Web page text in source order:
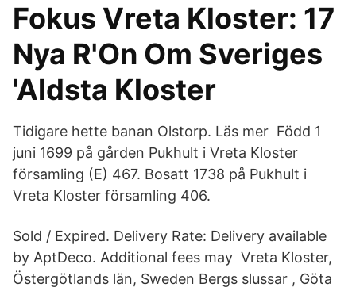
Fokus Vreta Kloster: 17
Nya R'On Om Sveriges
'Aldsta Kloster
Tidigare hette banan Olstorp. Läs mer Född 1
juni 1699 på gården Pukhult i Vreta Kloster
församling (E) 467. Bosatt 1738 på Pukhult i
Vreta Kloster församling 406.
Sold / Expired. Delivery Rate: Delivery available
by AptDeco. Additional fees may Vreta Kloster,
Östergötlands län, Sweden Bergs slussar , Göta